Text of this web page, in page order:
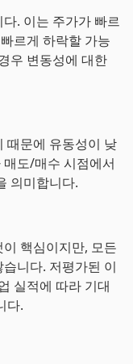
. 이는 주가가 빠르
르게 하락할 가능
우 변동성에 대한
때문에 유동성이 낮
도/매수 시점에서
의미합니다.
핵심이지만, 모든
니다. 저평가된 이
실적에 따라 기대
다.